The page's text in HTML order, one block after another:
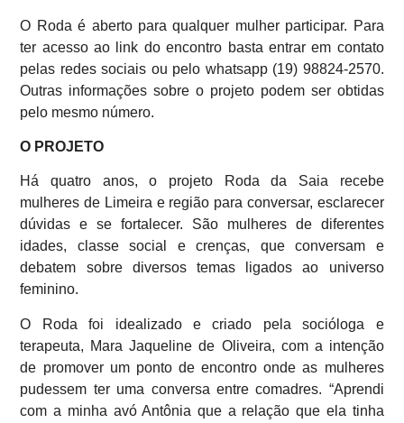
O Roda é aberto para qualquer mulher participar. Para
ter acesso ao link do encontro basta entrar em contato
pelas redes sociais ou pelo whatsapp (19) 98824-2570.
Outras informações sobre o projeto podem ser obtidas
pelo mesmo número.
O PROJETO
Há quatro anos, o projeto Roda da Saia recebe
mulheres de Limeira e região para conversar, esclarecer
dúvidas e se fortalecer. São mulheres de diferentes
idades, classe social e crenças, que conversam e
debatem sobre diversos temas ligados ao universo
feminino.
O Roda foi idealizado e criado pela socióloga e
terapeuta, Mara Jaqueline de Oliveira, com a intenção
de promover um ponto de encontro onde as mulheres
pudessem ter uma conversa entre comadres. “Aprendi
com a minha avó Antônia que a relação que ela tinha